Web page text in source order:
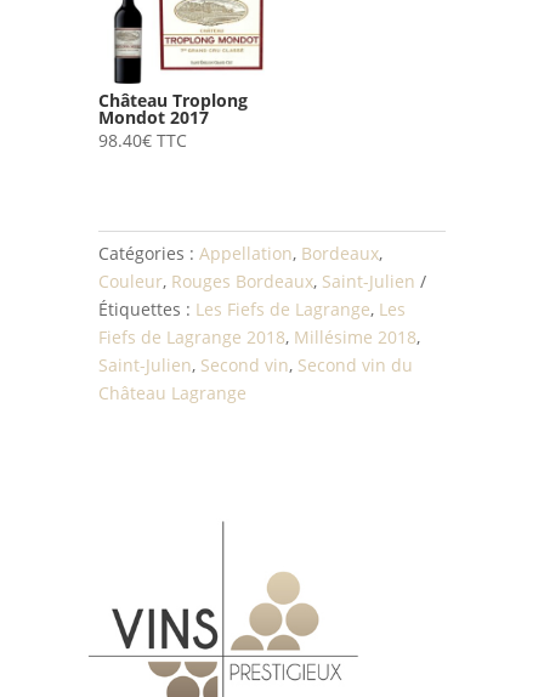
Château Troplong
Mondot 2017
98.40€ TTC
Catégories : Appellation, Bordeaux,
Couleur, Rouges Bordeaux, Saint-Julien
Étiquettes : Les Fiefs de Lagrange, Les
Fiefs de Lagrange 2018, Millésime 2018,
Saint-Julien, Second vin, Second vin du
Château Lagrange